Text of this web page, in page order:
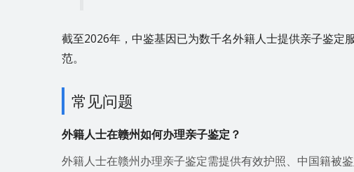
截至2026年，中鉴基因已为数千名外籍人士提供亲子鉴定
范。
常见问题
外籍人士在赣州如何办理亲子鉴定？
外籍人士在赣州办理亲子鉴定需提供有效护照、中国籍被